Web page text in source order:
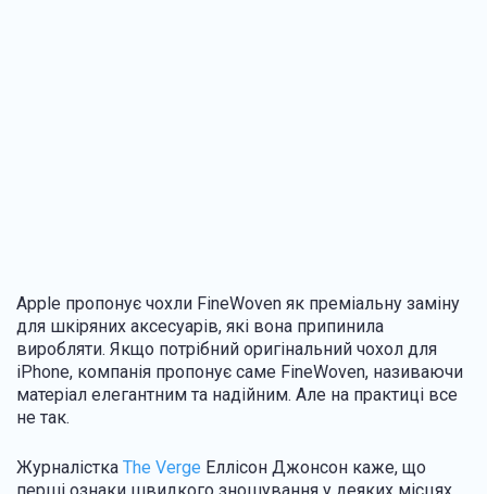
Apple пропонує чохли FineWoven як преміальну заміну
для шкіряних аксесуарів, які вона припинила
виробляти. Якщо потрібний оригінальний чохол для
iPhone, компанія пропонує саме FineWoven, називаючи
матеріал елегантним та надійним. Але на практиці все
не так.
Журналістка The Verge Еллісон Джонсон каже, що